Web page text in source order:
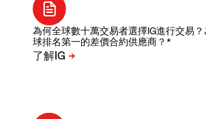
為何全球數十萬交易者選擇IG進行交易
球排名第一的差價合約供應商？*